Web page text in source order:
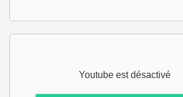
Youtube est désactivé